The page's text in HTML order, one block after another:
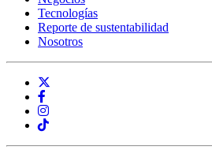
Tecnologías
Reporte de sustentabilidad
Nosotros